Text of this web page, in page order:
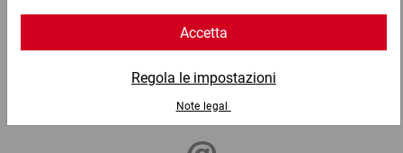
Lun - Ven: 8:30 - 18:00
02 9066 221